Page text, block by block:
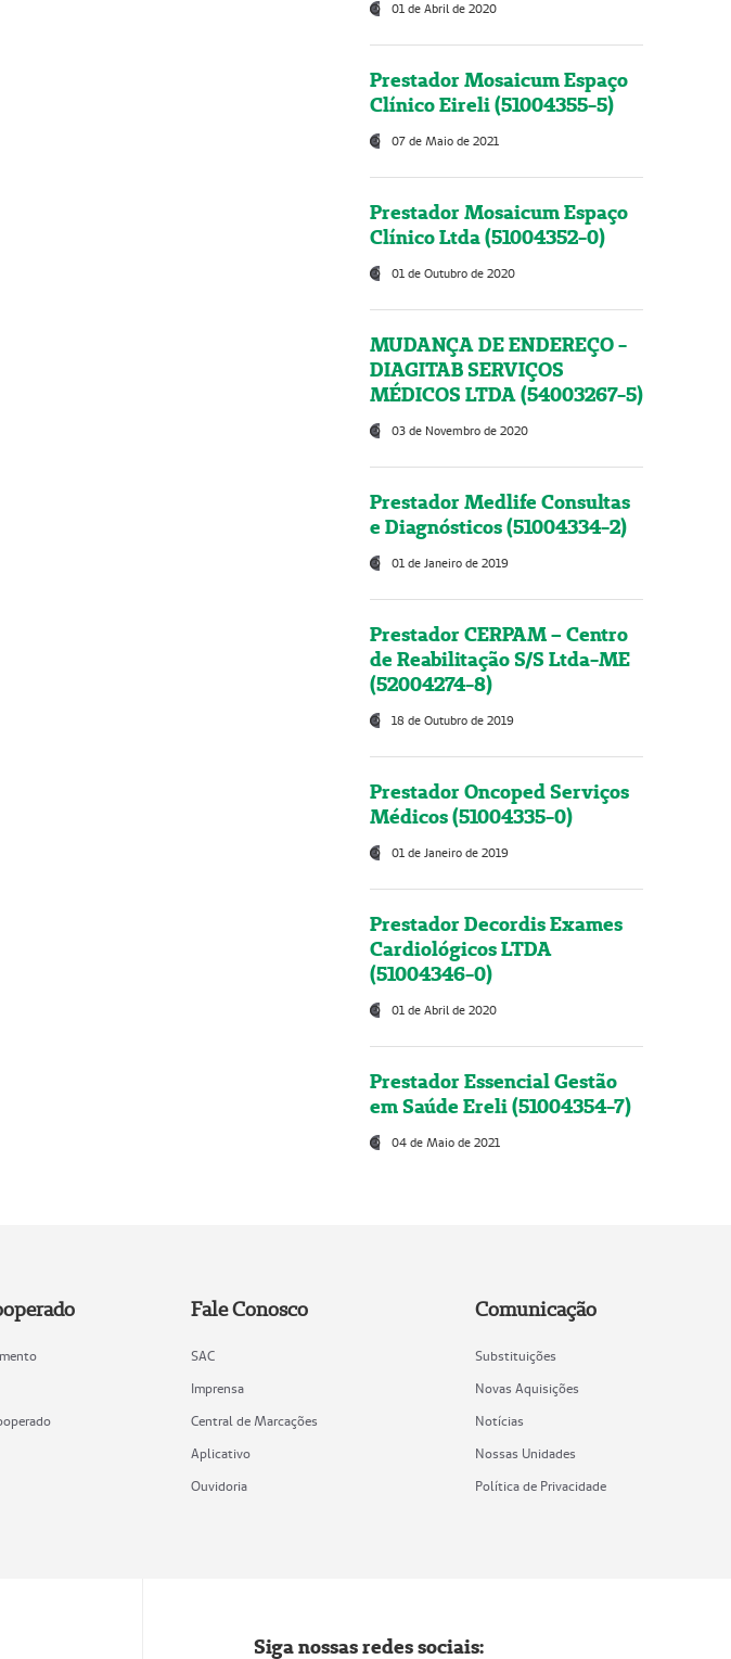
01 de Abril de 2020
Prestador Mosaicum Espaço
Clínico Eireli (51004355-5)
07 de Maio de 2021
Prestador Mosaicum Espaço
Clínico Ltda (51004352-0)
01 de Outubro de 2020
MUDANÇA DE ENDEREÇO -
DIAGITAB SERVIÇOS
MÉDICOS LTDA (54003267-5)
03 de Novembro de 2020
Prestador Medlife Consultas
e Diagnósticos (51004334-2)
01 de Janeiro de 2019
Prestador CERPAM – Centro
de Reabilitação S/S Ltda-ME
(52004274-8)
18 de Outubro de 2019
Prestador Oncoped Serviços
Médicos (51004335-0)
01 de Janeiro de 2019
Prestador Decordis Exames
Cardiológicos LTDA
(51004346-0)
01 de Abril de 2020
Prestador Essencial Gestão
em Saúde Ereli (51004354-7)
04 de Maio de 2021
Fale Conosco
SAC
Imprensa
Central de Marcações
Aplicativo
Ouvidoria
Comunicação
Substituições
Novas Aquisições
Notícias
Nossas Unidades
Política de Privacidade
Siga nossas redes sociais: